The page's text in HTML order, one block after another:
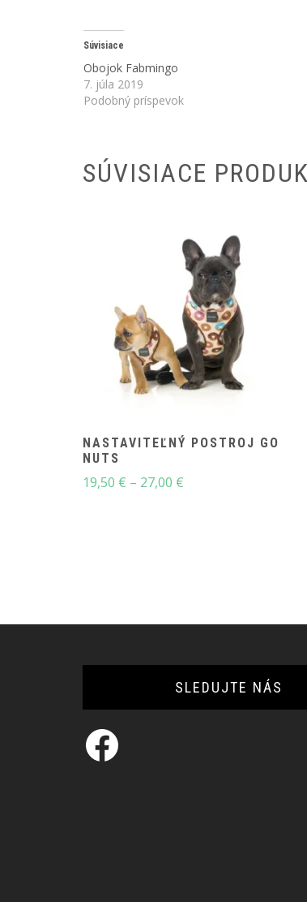
Súvisiace
Obojok Fabmingo
7. júla 2019
Podobný príspevok
SÚVISIACE
NASTAVITEĽNÝ POSTROJ GO
NUTS
19,50 € – 27,00 €
SLEDUJTE NÁS
Facebook